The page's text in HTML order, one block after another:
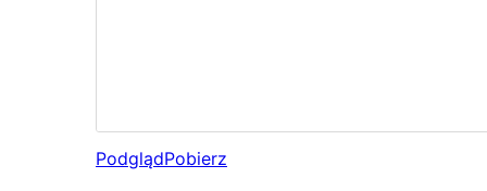
PodglądPobierz